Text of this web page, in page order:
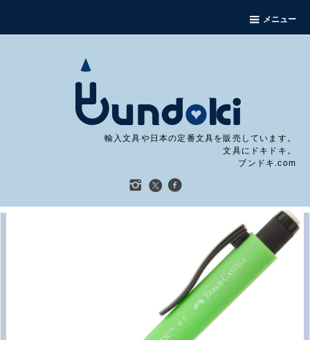
メニュー
輸入文具や日本の定番文具を販売しています。
文具にドキドキ。
ブンドキ.com